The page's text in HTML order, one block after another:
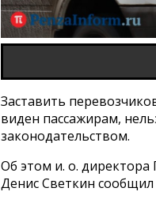
Заставить
виден пассажирам,
законодательством.
Об этом и. о. директора
Денис Светкин